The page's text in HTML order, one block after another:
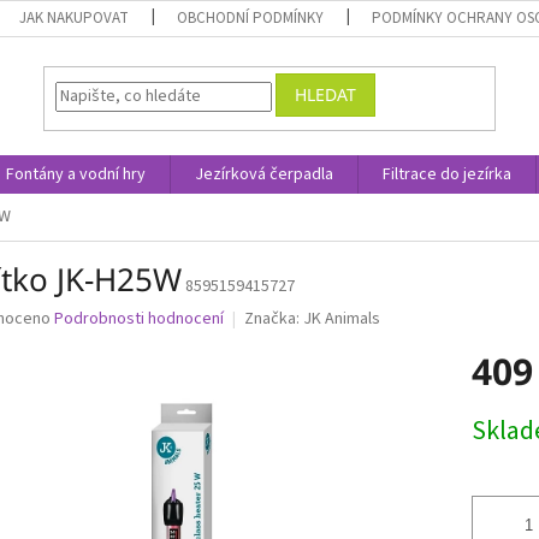
JAK NAKUPOVAT OBCHODNÍ PODMÍNKY PODMÍNKY OCHRANY
HLEDAT
Fontány a vodní hry Jezírková čerpadla Filtrace do jezírka
JK-H25W 8595159415727
Podrobnosti hodnocení Značka: JK Animals
cena: